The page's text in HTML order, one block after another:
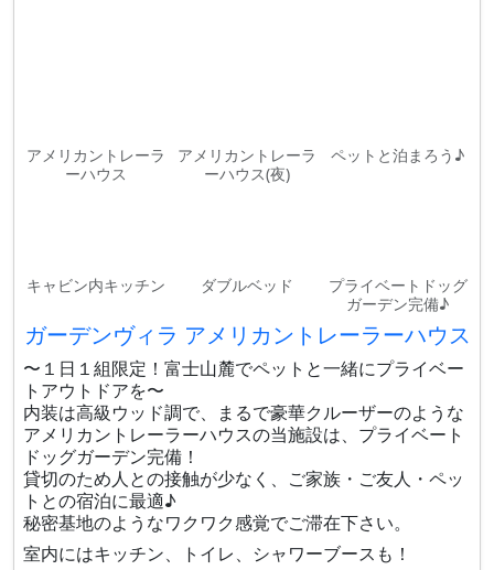
アメリカントレーラ
ーハウス
アメリカントレーラ
ーハウス(夜)
ペットと泊まろう♪
キャビン内キッチン ダブルベッド
プライベートドッグ
ガーデン完備♪
ガーデンヴィラ アメリカントレーラーハウス
〜１日１組限定！富士山麓でペットと一緒にプライベー
トアウトドアを〜
内装は高級ウッド調で、まるで豪華クルーザーのような
アメリカントレーラーハウスの当施設は、プライベート
ドッグガーデン完備！
貸切のため人との接触が少なく、ご家族・ご友人・ペッ
トとの宿泊に最適♪
秘密基地のようなワクワク感覚でご滞在下さい。
室内にはキッチン、トイレ、シャワーブースも！